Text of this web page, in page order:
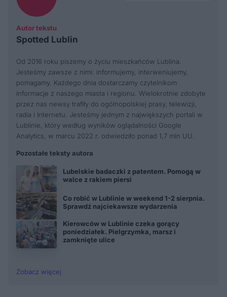
Autor tekstu
Spotted Lublin
Od 2016 roku piszemy o życiu mieszkańców Lublina.
Jesteśmy zawsze z nimi: informujemy, interweniujemy,
pomagamy. Każdego dnia dostarczamy czytelnikom
informacje z naszego miasta i regionu. Wielokrotnie zdobyte
przez nas newsy trafiły do ogólnopolskiej prasy, telewizji,
radia i Internetu. Jesteśmy jednym z największych portali w
Lublinie, który według wyników oglądalności Google
Analytics, w marcu 2022 r. odwiedziło ponad 1,7 mln UU.
Pozostałe teksty autora
Lubelskie badaczki z patentem. Pomogą w
walce z rakiem piersi
Co robić w Lublinie w weekend 1-2 sierpnia.
Sprawdź najciekawsze wydarzenia
Kierowców w Lublinie czeka gorący
poniedziałek. Pielgrzymka, marsz i
zamknięte ulice
Zobacz więcej